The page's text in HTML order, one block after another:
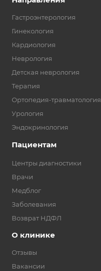
Гастроэнтерология
Гинекология
Кардиология
Неврология
Детская неврология
Терапия
Ортопедия-травматология
Урология
Эндокринология
Пациентам
Центры диагностики
Врачи
Медблог
Заболевания
Возврат НДФЛ
О клинике
Отзывы
Вакансии